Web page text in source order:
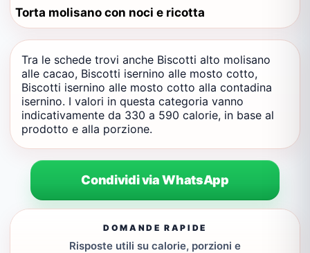
Torta molisano con noci e ricotta
Tra le schede trovi anche Biscotti alto molisano
alle cacao, Biscotti isernino alle mosto cotto,
Biscotti isernino alle mosto cotto alla contadina
isernino. I valori in questa categoria vanno
indicativamente da 330 a 590 calorie, in base al
prodotto e alla porzione.
Condividi via WhatsApp
DOMANDE RAPIDE
Risposte utili su calorie, porzioni e